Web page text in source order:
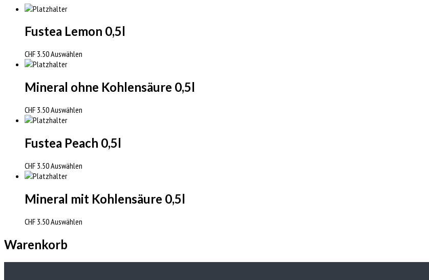
Fustea Lemon 0,5l
CHF 3.50Auswählen
Mineral ohne Kohlensäure 0,5l
CHF 3.50Auswählen
Fustea Peach 0,5l
CHF 3.50Auswählen
Mineral mit Kohlensäure 0,5l
CHF 3.50Auswählen
Warenkorb